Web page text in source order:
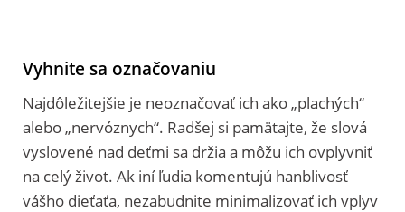
Vyhnite sa označovaniu
Najdôležitejšie je neoznačovať ich ako „plachých“
alebo „nervóznych“. Radšej si pamätajte, že slová
vyslovené nad deťmi sa držia a môžu ich ovplyvniť
na celý život. Ak iní ľudia komentujú hanblivosť
vášho dieťaťa, nezabudnite minimalizovať ich vplyv